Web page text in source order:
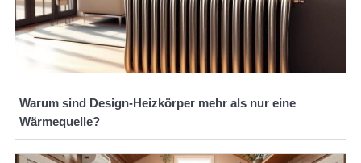
Warum sind Design-Heizkörper mehr als nur eine
Wärmequelle?